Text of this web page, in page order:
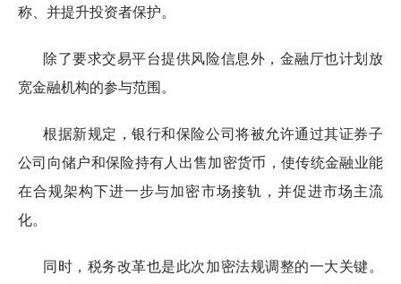
称、并提升投资者保护。
除了要求交易平台提供风险信息外，金融厅也计划放
宽金融机构的参与范围。
根据新规定，银行和保险公司将被允许通过其证券子
公司向储户和保险持有人出售加密货币，使传统金融业能
在合规架构下进一步与加密市场接轨，并促进市场主流
化。
同时，税务改革也是此次加密法规调整的一大关键。